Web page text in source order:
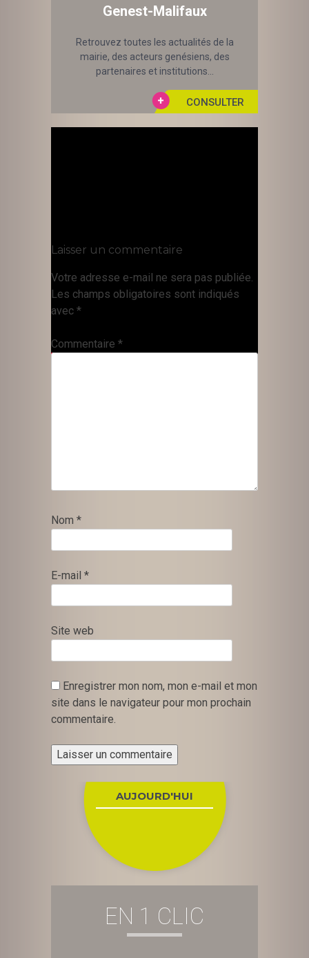
Genest-Malifaux
Retrouvez toutes les actualités de la
mairie, des acteurs genésiens, des
partenaires et institutions...
Laisser un commentaire
Votre adresse e-mail ne sera pas publiée.
Les champs obligatoires sont indiqués
avec *
Commentaire *
Nom *
E-mail *
Site web
Enregistrer mon nom, mon e-mail et mon
site dans le navigateur pour mon prochain
commentaire.
AUJOURD'HUI
EN 1 CLIC